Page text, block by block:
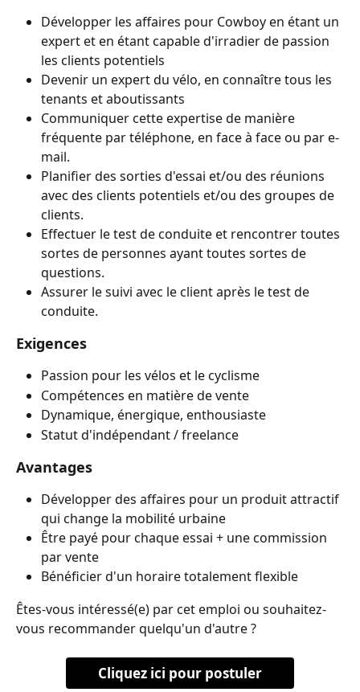
Développer les affaires pour Cowboy en étant un
expert et en étant capable d'irradier de passion
les clients potentiels
Devenir un expert du vélo, en connaître tous les
tenants et aboutissants
Communiquer cette expertise de manière
fréquente par téléphone, en face à face ou par e-
mail.
Planifier des sorties d'essai et/ou des réunions
avec des clients potentiels et/ou des groupes de
clients.
Effectuer le test de conduite et rencontrer toutes
sortes de personnes ayant toutes sortes de
questions.
Assurer le suivi avec le client après le test de
conduite.
Exigences
Passion pour les vélos et le cyclisme
Compétences en matière de vente
Dynamique, énergique, enthousiaste
Statut d'indépendant / freelance
Avantages
Développer des affaires pour un produit attractif
qui change la mobilité urbaine
Être payé pour chaque essai + une commission
par vente
Bénéficier d'un horaire totalement flexible
Êtes-vous intéressé(e) par cet emploi ou souhaitez-
vous recommander quelqu'un d'autre ?
Cliquez ici pour postuler